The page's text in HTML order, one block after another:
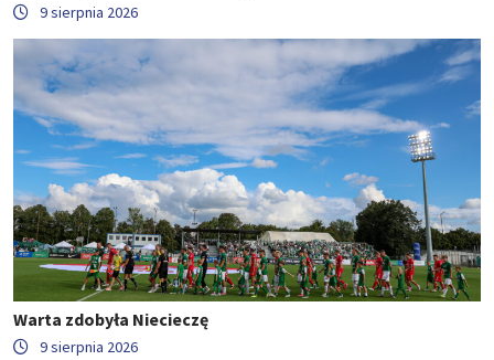
9 sierpnia 2026
Warta zdobyła Niecieczę
9 sierpnia 2026